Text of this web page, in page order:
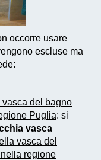
occorre usare
escluse ma
del bagno
Puglia: si
vasca
vasca del
regione